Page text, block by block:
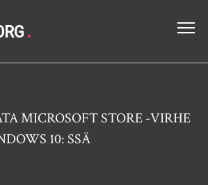
.
MICROSOFT STORE -VIRHE
10: SSÄ